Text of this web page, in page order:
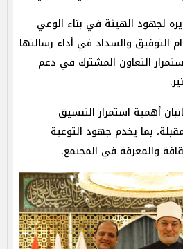
لجهود الهيئة في بناء الوعي
التوفيق والسداد في أداء رسالتها
التعاون المشترك في دعم
أهمية استمرار التنسيق
بما يخدم جهود التوعية
والمعرفة في المجتمع.